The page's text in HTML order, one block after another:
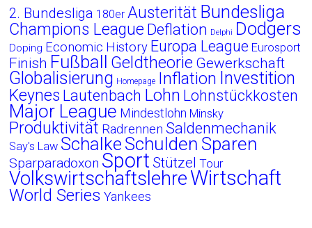
2. Bundesliga 180er Austerität Bundesliga
Champions League Deflation Delphi Dodgers
Doping Economic History Europa League Eurosport
Finish Fußball Geldtheorie Gewerkschaft
Globalisierung Homepage Inflation Investition
Keynes Lautenbach Lohn Lohnstückkosten
Major League Mindestlohn Minsky
Produktivität Radrennen Saldenmechanik
Say's Law Schalke Schulden Sparen
Sparparadoxon Sport Stützel Tour
VolkswirtschaftslehreWirtschaft
World Series Yankees